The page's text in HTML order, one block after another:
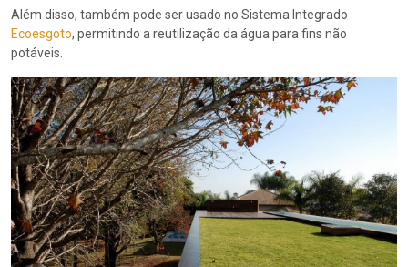
Além disso, também pode ser usado no Sistema Integrado
Ecoesgoto, permitindo a reutilização da água para fins não
potáveis.